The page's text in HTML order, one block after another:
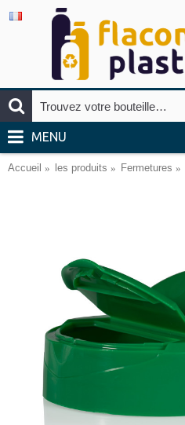
MENU
Accueil les produits Fermetures